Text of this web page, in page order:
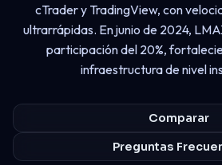
cTrader y TradingView, con
ultrarrápidas. En junio de 2024,
participación del 20%,
infraestructura de nivel
Comparar
Preguntas